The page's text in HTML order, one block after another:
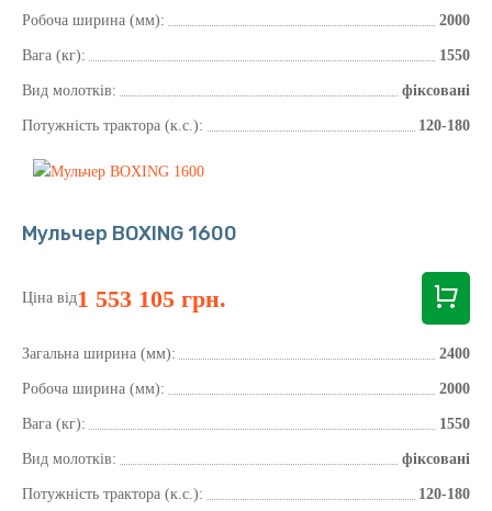
Робоча ширина (мм): 2000
Вага (кг): 1550
Вид молотків: фіксовані
Потужність трактора (к.с.): 120-180
Мульчер BOXING 1600
Ціна від1 553 105 грн.
Загальна ширина (мм): 2400
Робоча ширина (мм): 2000
Вага (кг): 1550
Вид молотків: фіксовані
Потужність трактора (к.с.): 120-180